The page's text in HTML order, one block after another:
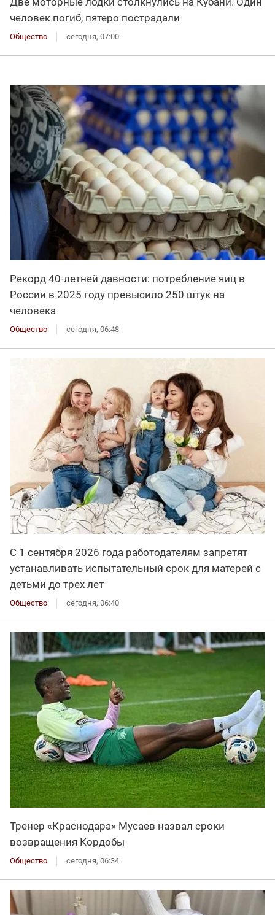
человек погиб, пятеро пострадали
Общество сегодня, 07:00
Рекорд 40-летней давности: потребление яиц в
России в 2025 году превысило 250 штук на
человека
Общество сегодня, 06:48
С 1 сентября 2026 года работодателям запретят
устанавливать испытательный срок для матерей с
детьми до трех лет
Общество сегодня, 06:40
Тренер «Краснодара» Мусаев назвал сроки
возвращения Кордобы
Общество сегодня, 06:34